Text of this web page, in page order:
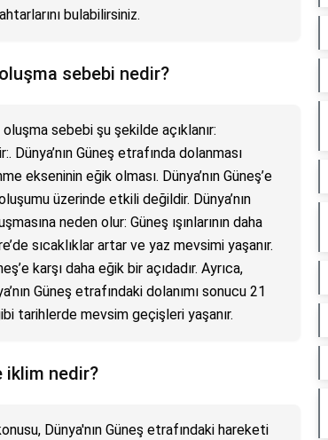
bulabilirsiniz.
sebebi nedir?
sebebi şu şekilde açıklanır:
Güneş etrafında dolanması
ekseninin eğik olması. Dünya’nın Güneş’e
üzerinde etkili değildir. Dünya’nın
neden olur: Güneş ışınlarının daha
sıcaklıklar artar ve yaz mevsimi yaşanır.
karşı daha eğik bir açıdadır. Ayrıca,
Güneş etrafındaki dolanımı sonucu 21
tarihlerde mevsim geçişleri yaşanır.
iklim nedir?
Dünya'nın Güneş etrafındaki hareketi